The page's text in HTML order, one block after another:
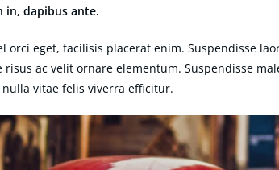
in, dapibus ante.
orci eget, facilisis placerat enim. Suspendisse
risus ac velit ornare elementum. Suspendisse
vitae felis viverra efficitur.